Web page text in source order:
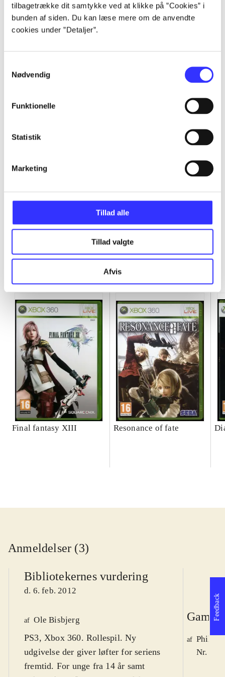
tilbagetrække dit samtykke ved at klikke på ”Cookies” i
bunden af siden. Du kan læse mere om de anvendte
cookies under ”Detaljer”.
Nødvendig
Funktionelle
Statistik
Marketing
Tillad alle
Tillad valgte
Afvis
Artikler
Alle registrerede artikler fordelt på udgivelser
Final fantasy XIII Resonance of fate
Anmeldelser (3)
Bibliotekernes vurdering
d. 6. feb. 2012
af Ole Bisbjerg
PS3, Xbox 360. Rollespil. Ny
udgivelse der giver løfter for seriens
fremtid. For unge fra 14 år samt
Game
af Philip
Nr.
Feedback